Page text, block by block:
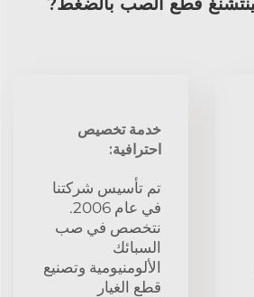
خدمة تخصيص
احترافية:
تم تأسيس شركتنا
في عام 2006.
نتخصص في صب
السبائك
الألومنيومية وتصنيع
قطع الغيار